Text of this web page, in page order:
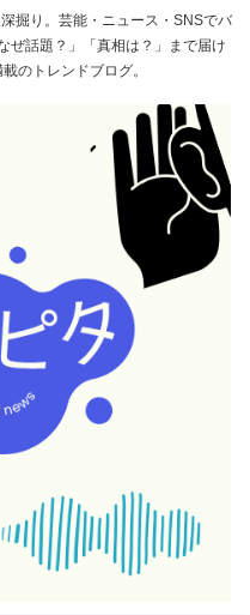
掘り。芸能・ニュース・SNSでバ
ぜ話題？」「真相は？」まで届け
のトレンドブログ。